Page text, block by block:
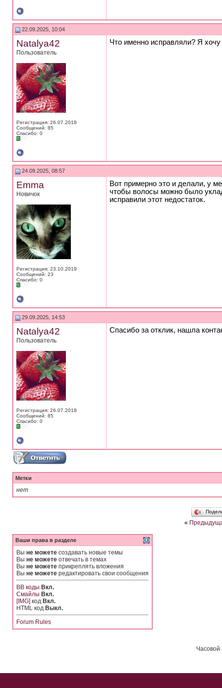
22.09.2025, 10:04
Natalya42
Пользователь
Регистрация: 26.07.2018
Сообщений: 85
Спасибо: 0
Что именно исправляли? Я
24.09.2025, 08:57
Emma
Новичок
Регистрация: 23.10.2019
Сообщений: 23
Спасибо: 0
Вот примерно это и делали, у
чтобы волосы можно было
исправили этот недостаток.
29.09.2025, 14:53
Natalya42
Пользователь
Регистрация: 26.07.2018
Сообщений: 85
Спасибо: 0
Спасибо за отклик, нашла
Метки
нет
«
Ваши права в разделе
Вы не можете создавать новые темы
Вы не можете отвечать в темах
Вы не можете прикреплять вложения
Вы не можете редактировать свои сообщения
BB коды Вкл.
Смайлы Вкл.
[IMG] код Вкл.
HTML код Выкл.
Forum Rules
Часовой